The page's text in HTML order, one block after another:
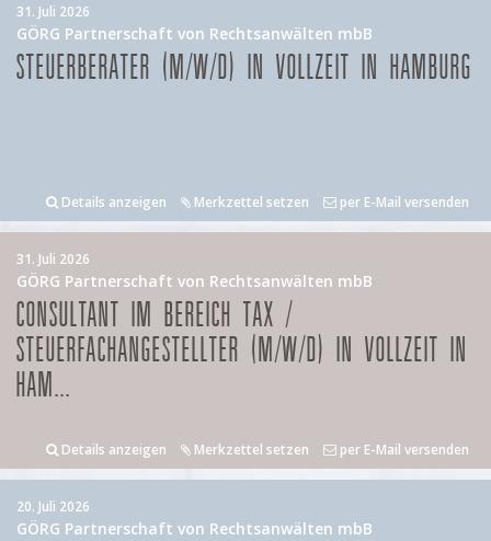
31. Juli 2026
GÖRG Partnerschaft von Rechtsanwälten mbB
STEUERBERATER (M/W/D) IN VOLLZEIT IN HAMBURG
Details anzeigen Merkzettel setzen per E-Mail versenden
31. Juli 2026
GÖRG Partnerschaft von Rechtsanwälten mbB
CONSULTANT IM BEREICH TAX /
STEUERFACHANGESTELLTER (M/W/D) IN VOLLZEIT IN
HAM...
Details anzeigen Merkzettel setzen per E-Mail versenden
20. Juli 2026
GÖRG Partnerschaft von Rechtsanwälten mbB